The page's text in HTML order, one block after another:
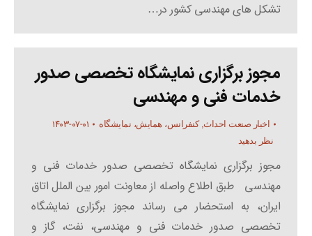
تشکل های مهندسی کشور در…
مجوز برگزاری نمایشگاه تخصصی صدور
خدمات فنی و مهندسی
اخبار صنعت احداث,کنفرانس، همایش، نمایشگاه ۱۴۰۳-۰۷-۰۱
نظر بدهید
مجوز برگزاری نمایشگاه تخصصی صدور خدمات فنی و
مهندسی طبق اطلاع واصله از معاونت امور بین الملل اتاق
ایران، به استحضار می رساند مجوز برگزاری نمایشگاه
تخصصی صدور خدمات فنی و مهندسی، نفت، گاز و